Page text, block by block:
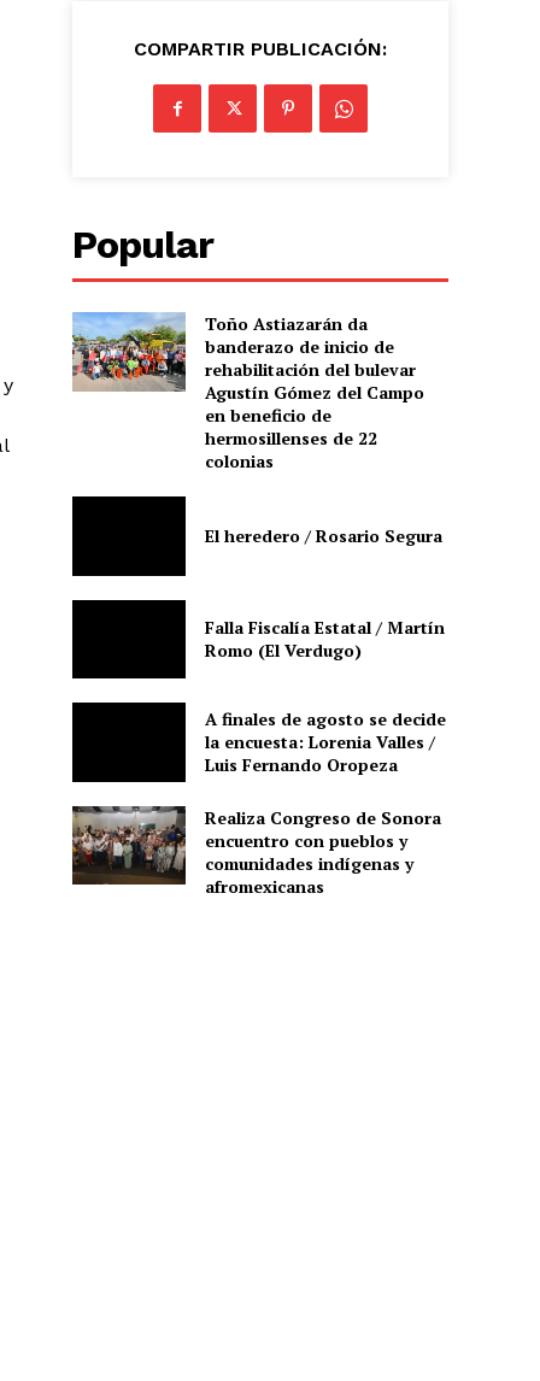
COMPARTIR PUBLICACIÓN:
Popular
Toño Astiazarán da
banderazo de inicio de
rehabilitación del bulevar
Agustín Gómez del Campo
en beneficio de
hermosillenses de 22
colonias
El heredero / Rosario Segura
Falla Fiscalía Estatal / Martín
Romo (El Verdugo)
A finales de agosto se decide
la encuesta: Lorenia Valles /
Luis Fernando Oropeza
Realiza Congreso de Sonora
encuentro con pueblos y
comunidades indígenas y
afromexicanas